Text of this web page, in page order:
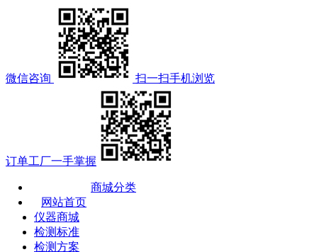
微信咨询 扫一扫手机浏览
订单工厂一手掌握
商城分类
网站首页
仪器商城
检测标准
检测方案